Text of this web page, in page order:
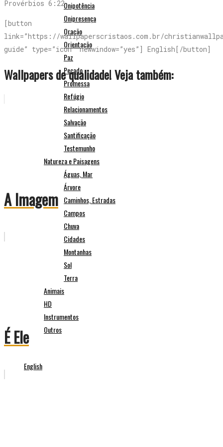
Onipotência
Onipresença
Oração
Orientação
Paz
Pecado
Promessa
Refúgio
Relacionamentos
Salvação
Santificação
Testemunho
Natureza e Paisagens
Águas, Mar
Árvore
Caminhos, Estradas
Campos
Chuva
Cidades
Montanhas
Sol
Terra
Animais
HD
Instrumentos
Outros
English
Provérbios 6:22
[button
link=”https://wallpaperscristaos.com.br/
guide” type=”icon” newwindow=”yes”] English[/button]
Wallpapers de qualidade! Veja também:
A Imagem
É Ele